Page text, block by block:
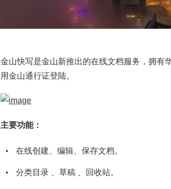
金山快写是金山新推出的在线文档服务，拥有
用金山通行证登陆。
主要功能：
在线创建、编辑、保存文档。
分类目录 、草稿 、回收站。